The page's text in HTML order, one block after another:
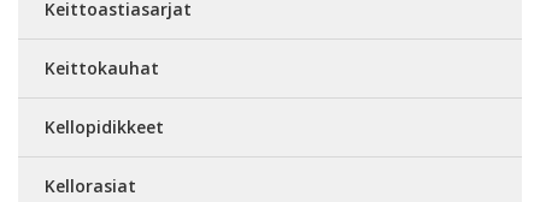
Keittoastiasarjat
Keittokauhat
Kellopidikkeet
Kellorasiat